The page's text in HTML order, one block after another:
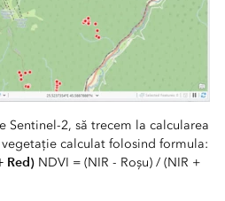
Sentinel-2, să trecem la calcularea
calculat folosind formula:
Red)NDVI = (NIR - Roșu) / (NIR +